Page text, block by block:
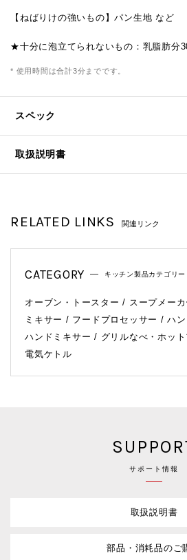
【ねばりけの強いもの】パン生地 など
★十分に泡立てられないもの：乳脂肪分
* 使用時間は合計3分までです。
スペック
取扱説明書
RELATED LINKS 関連リンク
CATEGORY キッチン製品カテゴリー
オーブン・トースター スープメーカ
ミキサー
フードプロセッサー
ハ
ハンドミキサー
グリルなべ・ホット
電気ケトル
サポート情報
取扱説明書
部品・消耗品のご